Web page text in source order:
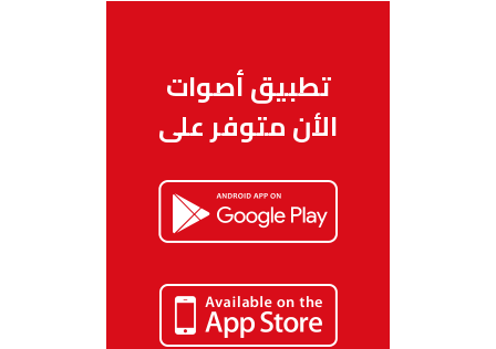
تطبيق أصوات
الأن متوفر على